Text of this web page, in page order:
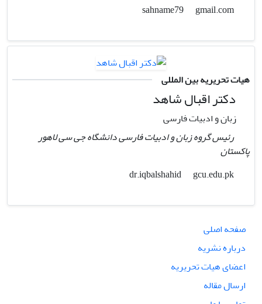
gmail.com
هیات تحریریه بین المللی
دکتر اقبال شاهد
زبان و ادبیات فارسی
رئیس گروه زبان و ادبیات فارسی دانشگاه جی سی لاهور
پاکستان
gcu.edu.pk
صفحه اصلی
درباره نشریه
اعضای هیات تحریریه
ارسال مقاله